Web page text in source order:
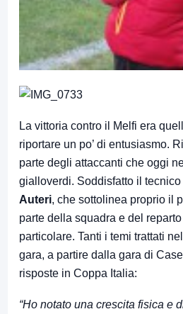
La vittoria contro il Melfi era
riportare un po’ di entusiasmo.
parte degli attaccanti che oggi
gialloverdi. Soddisfatto il
Auteri, che sottolinea proprio il
parte della squadra e del
particolare. Tanti i temi trattati
gara, a partire dalla gara di
risposte in Coppa Italia:
“Ho notato una crescita fisica e